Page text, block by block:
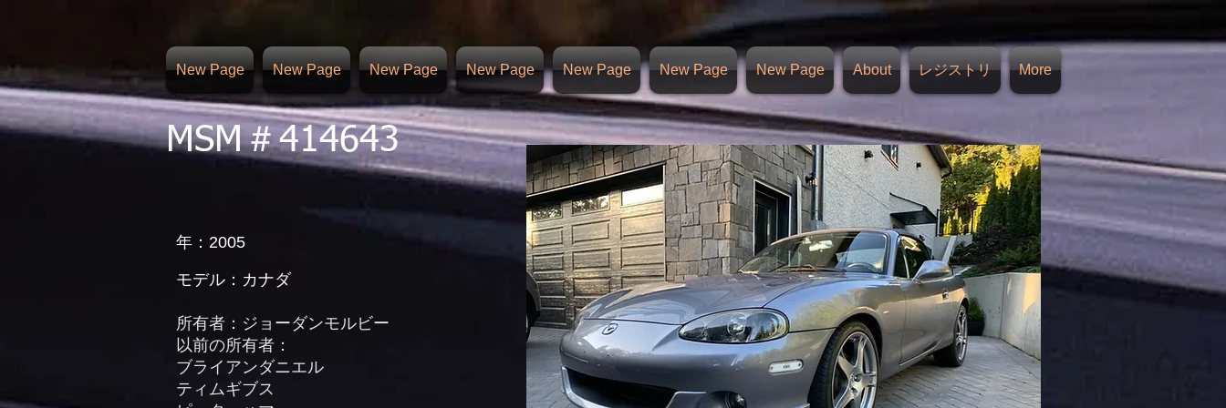
New Page New Page New Page New Page New Page New Page New Page About レジストリ More
MSM＃414643
年：2005
モデル：カナダ
所有者：ジョーダンモルビー
以前の所有者：
ブライアンダニエル
ティムギブス